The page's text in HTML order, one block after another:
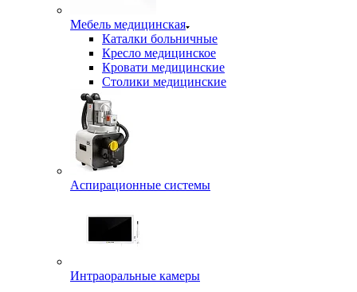
Мебель медицинская
Каталки больничные
Кресло медицинское
Кровати медицинские
Столики медицинские
Аспирационные системы
Интраоральные камеры